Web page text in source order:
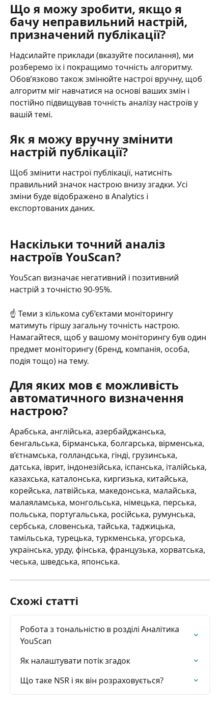
Що я можу зробити, якщо я
бачу неправильний настрій,
призначений публікації?
Надсилайте приклади (вказуйте посилання), ми
розберемо їх і покращимо точність алгоритму.
Обов’язково також змінюйте настрої вручну, щоб
алгоритм міг навчатися на основі ваших змін і
постійно підвищував точність аналізу настроїв у
вашій темі.
Як я можу вручну змінити
настрій публікації?
Щоб змінити настрої публікації, натисніть
правильний значок настрою внизу згадки. Усі
зміни буде відображено в Analytics і
експортованих даних.
Наскільки точний аналіз
настроїв YouScan?
YouScan визначає негативний і позитивний
настрій з точністю 90-95%.
☝️ Теми з кількома суб’єктами моніторингу
матимуть гіршу загальну точність настрою.
Намагайтеся, щоб у вашому моніторингу був один
предмет моніторингу (бренд, компанія, особа,
подія тощо) на тему.
Для яких мов є можливість
автоматичного визначення
настрою?
Арабська, англійська, азербайджанська,
бенгальська, бірманська, болгарська, вірменська,
в’єтнамська, голландська, гінді, грузинська,
датська, іврит, індонезійська, іспанська, італійська,
казахська, каталонська, киргизька, китайська,
корейська, латвійська, македонська, малайська,
малаяламська, монгольська, німецька, перська,
польська, португальська, російська, румунська,
сербська, словенська, тайська, таджицька,
тамільська, турецька, туркменська, угорська,
українська, урду, фінська, французька, хорватська,
чеська, шведська, японська.
Схожі статті
Робота з тональністю в розділі Аналітика
YouScan
Як налаштувати потік згадок
Що таке NSR і як він розраховується?